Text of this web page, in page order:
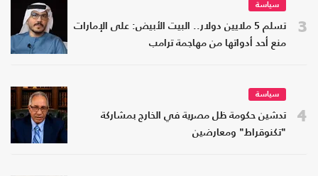
3
سياسة
تسلم 5 ملايين دولار.. البيت الأبيض: على الإمارات
منع أحد أدواتها من مهاجمة ترامب
4
سياسة
تدشين حكومة ظل مصرية في الخارج بمشاركة
"تكنوقراط" ومعارضين